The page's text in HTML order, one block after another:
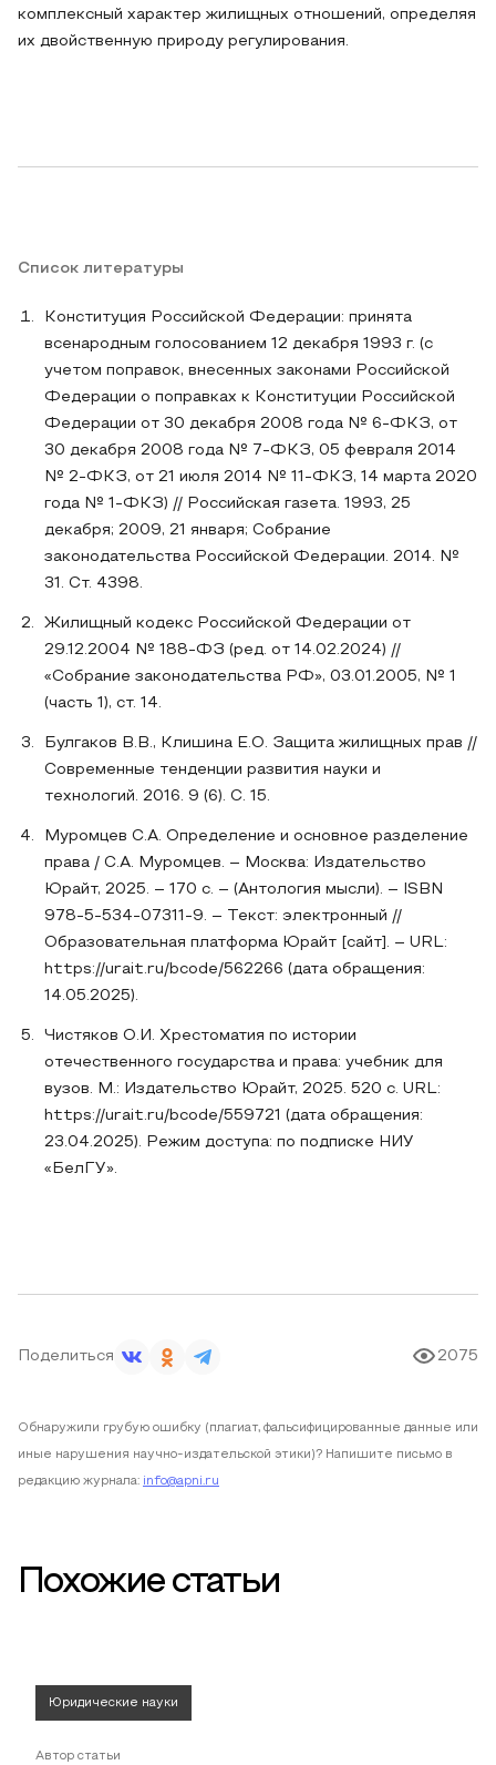
комплексный характер жилищных отношений, определяя
их двойственную природу регулирования.
Список литературы
Конституция Российской Федерации: принята
всенародным голосованием 12 декабря 1993 г. (с
учетом поправок, внесенных законами Российской
Федерации о поправках к Конституции Российской
Федерации от 30 декабря 2008 года № 6-ФКЗ, от
30 декабря 2008 года № 7-ФКЗ, 05 февраля 2014
№ 2-ФКЗ, от 21 июля 2014 № 11-ФКЗ, 14 марта 2020
года № 1-ФКЗ) // Российская газета. 1993, 25
декабря; 2009, 21 января; Собрание
законодательства Российской Федерации. 2014. №
31. Ст. 4398.
Жилищный кодекс Российской Федерации от
29.12.2004 № 188-ФЗ (ред. от 14.02.2024) //
«Собрание законодательства РФ», 03.01.2005, № 1
(часть 1), ст. 14.
Булгаков В.В., Клишина Е.О. Защита жилищных прав //
Современные тенденции развития науки и
технологий. 2016. 9 (6). С. 15.
Муромцев С.А. Определение и основное разделение
права / С.А. Муромцев. – Москва: Издательство
Юрайт, 2025. – 170 с. – (Антология мысли). – ISBN
978-5-534-07311-9. – Текст: электронный //
Образовательная платформа Юрайт [сайт]. – URL:
https://urait.ru/bcode/562266 (дата обращения:
14.05.2025).
Чистяков О.И. Хрестоматия по истории
отечественного государства и права: учебник для
вузов. М.: Издательство Юрайт, 2025. 520 с. URL:
https://urait.ru/bcode/559721 (дата обращения:
23.04.2025). Режим доступа: по подписке НИУ
«БелГУ».
Поделиться 2075
Обнаружили грубую ошибку (плагиат, фальсифицированные данные или
иные нарушения научно-издательской этики)? Напишите письмо в
редакцию журнала: info@apni.ru
Похожие статьи
Юридические науки
Автор статьи